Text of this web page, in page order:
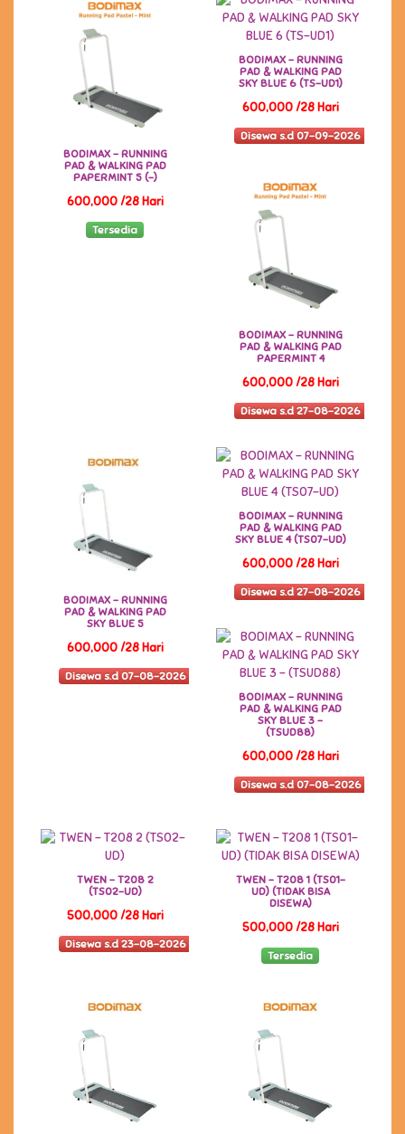
BODIMAX - RUNNING
PAD & WALKING PAD
PAPERMINT 5 (-)
600,000 /28 Hari
Tersedia
BODIMAX - RUNNING
PAD & WALKING PAD
SKY BLUE 6 (TS-UD1)
600,000 /28 Hari
Disewa s.d 07-09-2026
BODIMAX - RUNNING
PAD & WALKING PAD
PAPERMINT 4
600,000 /28 Hari
Disewa s.d 27-08-2026
BODIMAX - RUNNING
PAD & WALKING PAD
SKY BLUE 5
600,000 /28 Hari
Disewa s.d 07-08-2026
BODIMAX - RUNNING
PAD & WALKING PAD
SKY BLUE 4 (TS07-UD)
600,000 /28 Hari
Disewa s.d 27-08-2026
BODIMAX - RUNNING
PAD & WALKING PAD
SKY BLUE 3 -
(TSUD88)
600,000 /28 Hari
Disewa s.d 07-08-2026
TWEN - T208 2
(TS02-UD)
500,000 /28 Hari
Disewa s.d 23-08-2026
TWEN - T208 1 (TS01-
UD) (TIDAK BISA
DISEWA)
500,000 /28 Hari
Tersedia